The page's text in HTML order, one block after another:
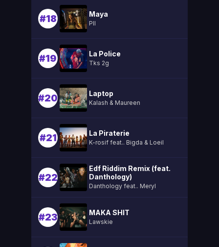
#18 Maya
Pll
#19 La Police
Tks 2g
#20 Laptop
Kalash & Maureen
#21 La Piraterie
K-rosif feat.. Bigda & Loeil
#22
Edf Riddim Remix (feat.
Danthology)
Danthology feat.. Meryl
#23 MAKA SHIT
Lawskie